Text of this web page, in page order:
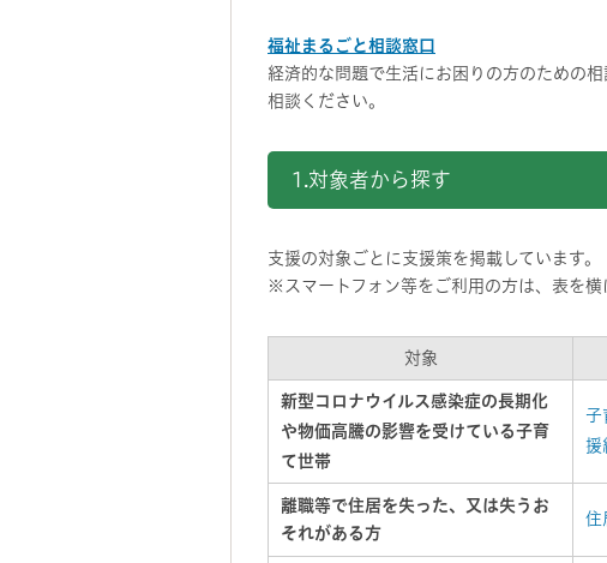
福祉まるごと相談窓口
経済的な問題で生活にお困りの方のための
相談ください。
1.対象者から探す
支援の対象ごとに支援策を掲載しています。
※スマートフォン等をご利用の方は、表を横
対象
新型コロナウイルス感染症の長期化
や物価高騰の影響を受けている子育
て世帯
子
援
離職等で住居を失った、 又は失うお
それがある方
住